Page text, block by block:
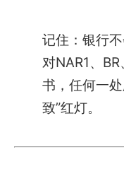
记住：银行
对NAR1、
书，任何一
致”红灯。